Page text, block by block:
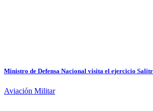
Ministro de Defensa Nacional visita el ejercicio
Aviación Militar